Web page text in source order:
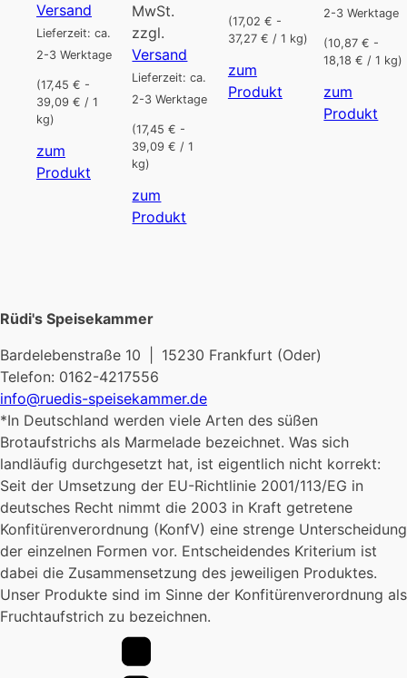
Versand
Lieferzeit: ca.
2-3 Werktage
(17,45 € -
39,09 € / 1
kg)
zum
Produkt Dieses
Produkt
Optionen
können
auf
Produktseite
gewählt
werden
MwSt.
zzgl.
Versand
Lieferzeit: ca.
2-3 Werktage
(17,45 € -
39,09 € / 1
kg)
zum
Produkt
Die
können
auf
der
Produktseite
gewählt
werden
(17,02 € -
37,27 € / 1 kg)
zum
ProduktDieses
Produkt
gewählt
2-3 Werktage
(10,87 € -
18,18 € / 1 kg)
zum
Produkt
Rüdi's Speisekammer
Bardelebenstraße 10 | 15230 Frankfurt (Oder)
Telefon: 0162-4217556
info@ruedis-speisekammer.de
*In Deutschland werden viele Arten des süßen
Brotaufstrichs als Marmelade bezeichnet. Was sich
landläufig durchgesetzt hat, ist eigentlich nicht korrekt:
Seit der Umsetzung der EU-Richtlinie 2001/113/EG in
deutsches Recht nimmt die 2003 in Kraft getretene
Konfitürenverordnung (KonfV) eine strenge Unterscheidung
der einzelnen Formen vor. Entscheidendes Kriterium ist
dabei die Zusammensetzung des jeweiligen Produktes.
Unser Produkte sind im Sinne der Konfitürenverordnung als
Fruchtaufstrich zu bezeichnen.